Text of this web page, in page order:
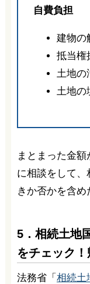
自費負担
建物の
抵当権
土地の
土地の
まとまった金
に相談をして
きか否かを含め
5．相続土地
をチェック
法務省「 相続土